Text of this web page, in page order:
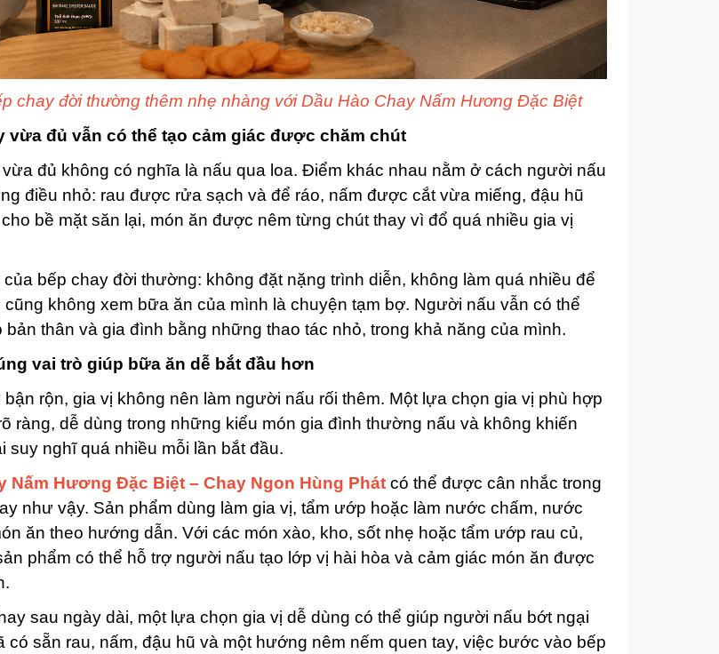
chay đời thường thêm nhẹ nhàng với Dầu Hào Chay Nấm Hương Đặc Biệt
vừa đủ vẫn có thể tạo cảm giác được chăm chút
đủ không có nghĩa là nấu qua loa. Điểm khác nhau nằm ở cách người nấu
điều nhỏ: rau được rửa sạch và để ráo, nấm được cắt vừa miếng, đậu hũ
bề mặt săn lại, món ăn được nêm từng chút thay vì đổ quá nhiều gia vị
bếp chay đời thường: không đặt nặng trình diễn, không làm quá nhiều để
cũng không xem bữa ăn của mình là chuyện tạm bợ. Người nấu vẫn có thể
bản thân và gia đình bằng những thao tác nhỏ, trong khả năng của mình.
vai trò giúp bữa ăn dễ bắt đầu hơn
bận rộn, gia vị không nên làm người nấu rối thêm. Một lựa chọn gia vị phù hợp
ràng, dễ dùng trong những kiểu món gia đình thường nấu và không khiến
suy nghĩ quá nhiều mỗi lần bắt đầu.
Nấm Hương Đặc Biệt – Chay Ngon Hùng Phát có thể được cân nhắc trong
như vậy. Sản phẩm dùng làm gia vị, tẩm ướp hoặc làm nước chấm, nước
ăn theo hướng dẫn. Với các món xào, kho, sốt nhẹ hoặc tẩm ướp rau củ,
phẩm có thể hỗ trợ người nấu tạo lớp vị hài hòa và cảm giác món ăn được
sau ngày dài, một lựa chọn gia vị dễ dùng có thể giúp người nấu bớt ngại
có sẵn rau, nấm, đậu hũ và một hướng nêm nếm quen tay, việc bước vào bếp